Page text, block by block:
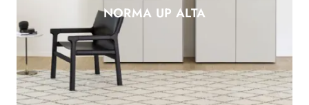
NORMA UP ALTA